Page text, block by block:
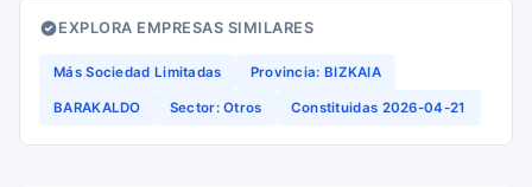
EXPLORA EMPRESAS SIMILARES
Más Sociedad Limitadas Provincia: BIZKAIA
BARAKALDO Sector: Otros Constituidas 2026-04-21